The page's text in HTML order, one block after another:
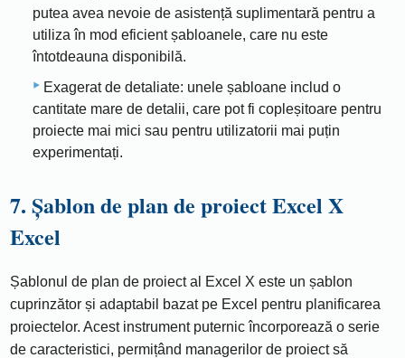
putea avea nevoie de asistență suplimentară pentru a
utiliza în mod eficient șabloanele, care nu este
întotdeauna disponibilă.
Exagerat de detaliate: unele șabloane includ o
cantitate mare de detalii, care pot fi copleșitoare pentru
proiecte mai mici sau pentru utilizatorii mai puțin
experimentați.
7. Șablon de plan de proiect Excel X
Excel
Șablonul de plan de proiect al Excel X este un șablon
cuprinzător și adaptabil bazat pe Excel pentru planificarea
proiectelor. Acest instrument puternic încorporează o serie
de caracteristici, permițând managerilor de proiect să